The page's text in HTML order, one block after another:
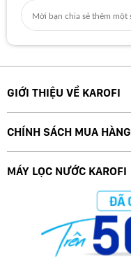
GIỚI THIỆU VỀ KAROFI
CHÍNH SÁCH MUA HÀNG
MÁY LỌC NƯỚC KAROFI